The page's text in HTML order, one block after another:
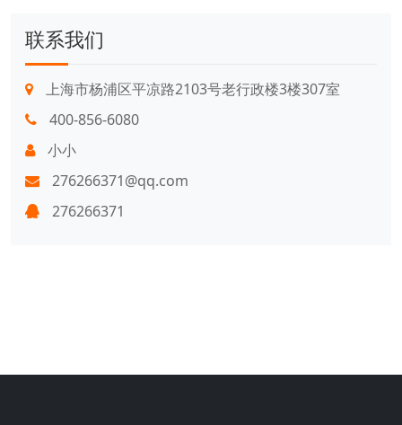
联系我们
上海市杨浦区平凉路2103号老行政楼3楼307室
400-856-6080
小小
276266371@qq.com
276266371